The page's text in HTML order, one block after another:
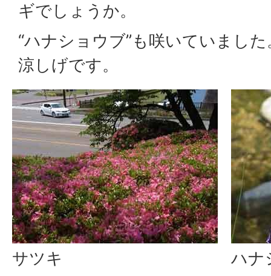
ギでしょうか。
“ハナショウブ”も咲いていまし
涼しげです。
サツキ
ハナ